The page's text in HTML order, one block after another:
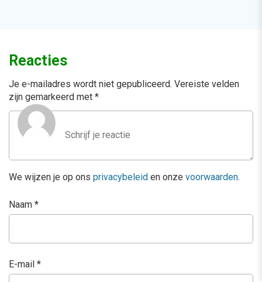
Reacties
Je e-mailadres wordt niet gepubliceerd. Vereiste velden
zijn gemarkeerd met *
We wijzen je op ons privacybeleid en onze voorwaarden.
Naam *
E-mail *